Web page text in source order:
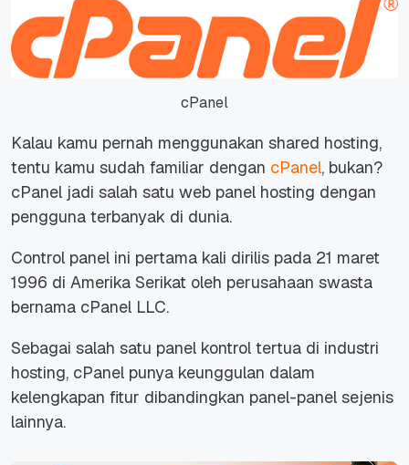
cPanel
Kalau kamu pernah menggunakan shared hosting,
tentu kamu sudah familiar dengan cPanel, bukan?
cPanel jadi salah satu web panel hosting dengan
pengguna terbanyak di dunia.
Control panel ini pertama kali dirilis pada 21 maret
1996 di Amerika Serikat oleh perusahaan swasta
bernama cPanel LLC.
Sebagai salah satu panel kontrol tertua di industri
hosting, cPanel punya keunggulan dalam
kelengkapan fitur dibandingkan panel-panel sejenis
lainnya.